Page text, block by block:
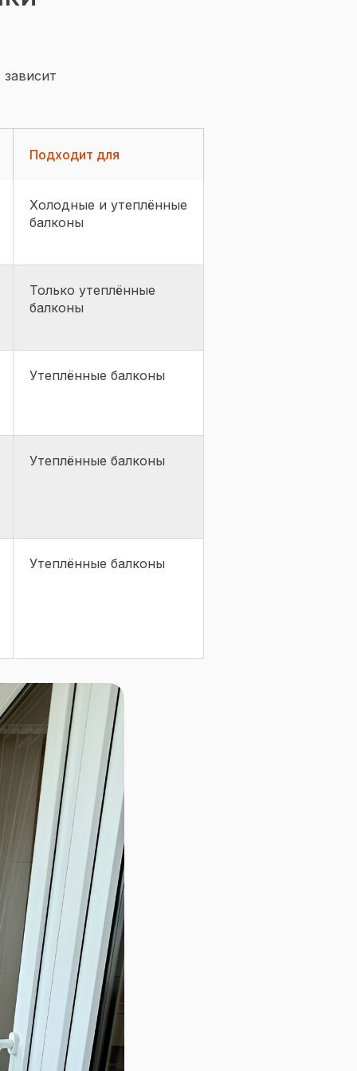
Подходит для
Холодные и утеплённые
балконы
Только утеплённые
балконы
Утеплённые балконы
Утеплённые балконы
Утеплённые балконы